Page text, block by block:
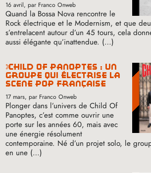
16 avril, par Franco Onweb
Quand la Bossa Nova rencontre le
Rock électrique et le Modernism, et que
s’entrelacent autour d’un 45 tours, cela
aussi élégante qu’inattendue. (…)
child of panoptes : un
groupe qui électrise la
scène pop française
17 mars, par Franco Onweb
Plonger dans l’univers de Child Of
Panoptes, c’est comme ouvrir une
porte sur les années 60, mais avec
une énergie résolument
contemporaine. Né d’un projet solo, le
en une (…)